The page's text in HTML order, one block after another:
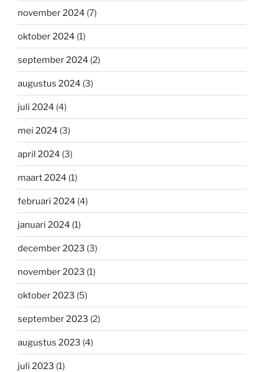
november 2024 (7)
oktober 2024 (1)
september 2024 (2)
augustus 2024 (3)
juli 2024 (4)
mei 2024 (3)
april 2024 (3)
maart 2024 (1)
februari 2024 (4)
januari 2024 (1)
december 2023 (3)
november 2023 (1)
oktober 2023 (5)
september 2023 (2)
augustus 2023 (4)
juli 2023 (1)